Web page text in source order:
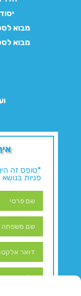
מבוא
מבוא
*טופס זה
פניות בנושא